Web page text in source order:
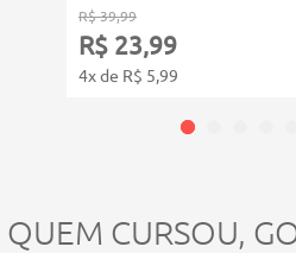
R$ 39,99
R$ 23,99
4x de R$ 5,99
QUEM CURSOU,